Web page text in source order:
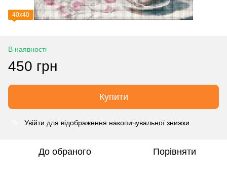
40х40
В наявності
450 грн
Купити
Увійти для відображення накопичувальної знижки
До обраного Порівняти